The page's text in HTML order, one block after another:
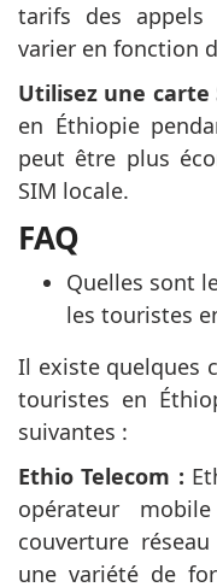
tarifs des appels
varier en fonction
Utilisez une carte
en Éthiopie
peut être plus
SIM locale.
FAQ
Quelles sont
les touristes
Il existe quelques
touristes en
suivantes :
Ethio Telecom :
opérateur
couverture
une variété de